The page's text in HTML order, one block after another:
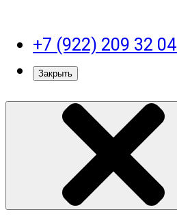
+7 (922) 209 32 04
Закрыть